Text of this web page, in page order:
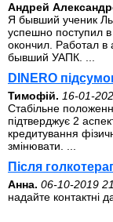
Андрей
Я бывший ученик
успешно поступил
окончил. Работал в
бывший УАПК. ...
DINERO
Тимофій. 16-01-
Стабільне
підтверджує 2
кредитування
змінювати. ...
Після
Анна. 06-10-2019
надайте контактні